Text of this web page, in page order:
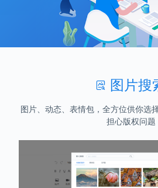
图片搜
图片、动态、表情包，全方位供你选
担心版权问题